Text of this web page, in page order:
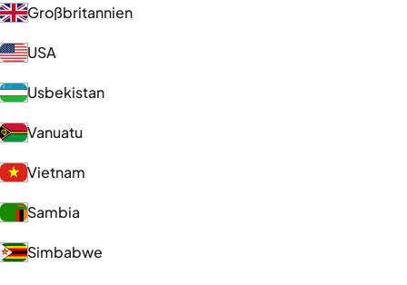
Großbritannien
USA
Usbekistan
Vanuatu
Vietnam
Sambia
Simbabwe